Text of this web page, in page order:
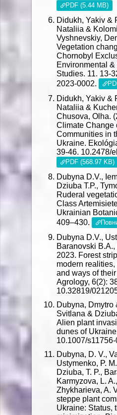
PDF (5.44 MB)
Didukh, Yakiv &
Nataliia &
Vyshnevskiy,
Vegetation
Chornobyl
Environmental
Studies. 11. 13-
2023-0002.
Didukh, Yakiv &
Nataliia &
Chusova, Olha.
Climate Change
Communities in
Ukraine.
39-46. 10.2478/
PDF (568.97 KB)
Dubyna D.V.,
Dziuba T.P.,
Ruderal
Class
Ukrainian
409–430.
Dubyna D.V.,
Baranovski
2023. Forest
modern
and ways of
Agrology, 6(2):
10.32819/
Dubyna, Dmytro
Svitlana &
Alien plant
dunes of
10.1007/
Dubуna, D. V.,
Ustymenko, P.
Dziuba, T. P.,
Karmyzova, L.
Zhykharieva, A.
steppe plant
Ukraine: Status,